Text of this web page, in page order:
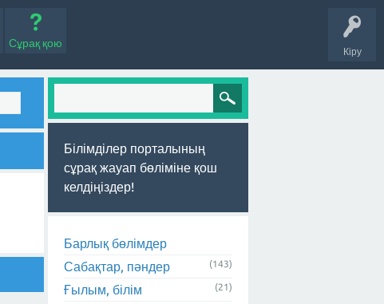
Кіру
Сұрақ қою
Білімділер порталының
сұрақ жауап бөліміне қош
келдіңіздер!
Барлық бөлімдер
Сабақтар, пәндер
(143)
Ғылым, білім (21)